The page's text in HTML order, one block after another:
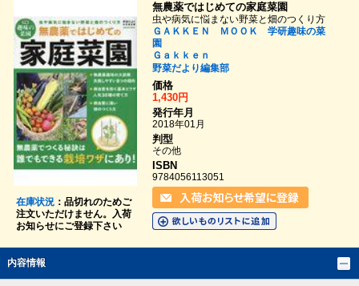
在庫状況：品切れのためご
注文いただけません。入荷
お知らせにご登録下さい
無農薬ではじめての家庭菜園
虫や病気に悩まない野菜と畑のつくり方
ＧＡＫＫＥＮ ＭＯＯＫ 学研趣味の菜
園
Ｇａｋｋｅｎ
野菜だより編集部
価格
1,430円
発行年月
2018年01月
判型
その他
ISBN
9784056113051
内容情報